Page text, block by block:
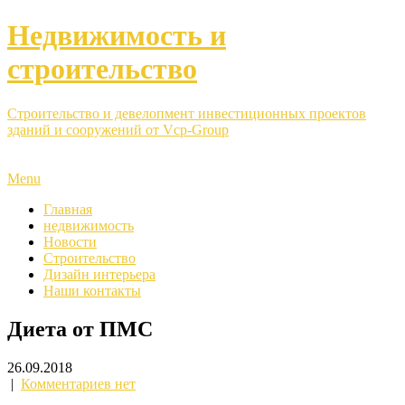
Недвижимость и
строительство
Строительство и девелопмент инвестиционных проектов
зданий и сооружений от Vcp-Group
Menu
Главная
недвижимость
Новости
Строительство
Дизайн интерьера
Наши контакты
Диета от ПМС
26.09.2018
| Комментариев нет